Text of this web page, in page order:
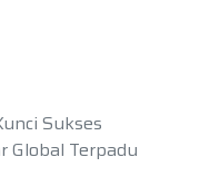
Sukses
Global Terpadu